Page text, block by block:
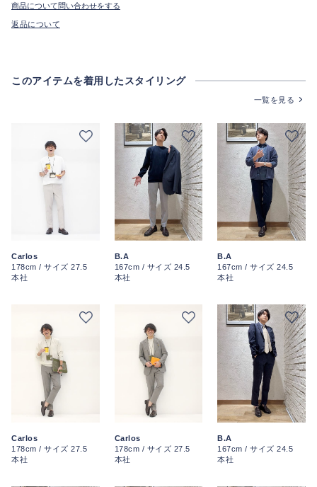
商品について問い合わせをする
返品について
このアイテムを着用したスタイリング
一覧を見る
Carlos
178cm / サイズ 27.5
本社
B.A
167cm / サイズ 24.5
本社
B.A
167cm / サイズ 24.5
本社
Carlos
178cm / サイズ 27.5
本社
Carlos
178cm / サイズ 27.5
本社
B.A
167cm / サイズ 24.5
本社